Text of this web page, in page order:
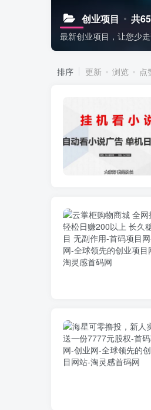
创业项目 共
最新创业项目，让您少
排序 更新 浏览 点